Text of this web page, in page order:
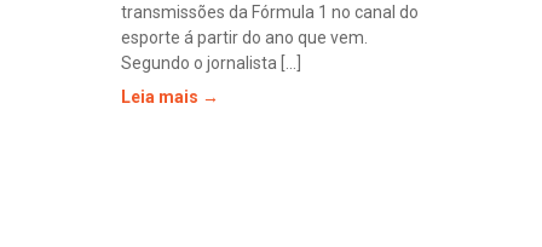
transmissões da Fórmula 1 no canal do
esporte á partir do ano que vem.
Segundo o jornalista [...]
Leia mais →